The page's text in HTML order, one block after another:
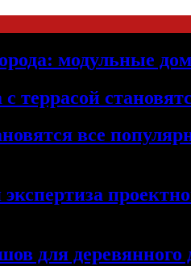
модульные
с террасой
все
для деревянного